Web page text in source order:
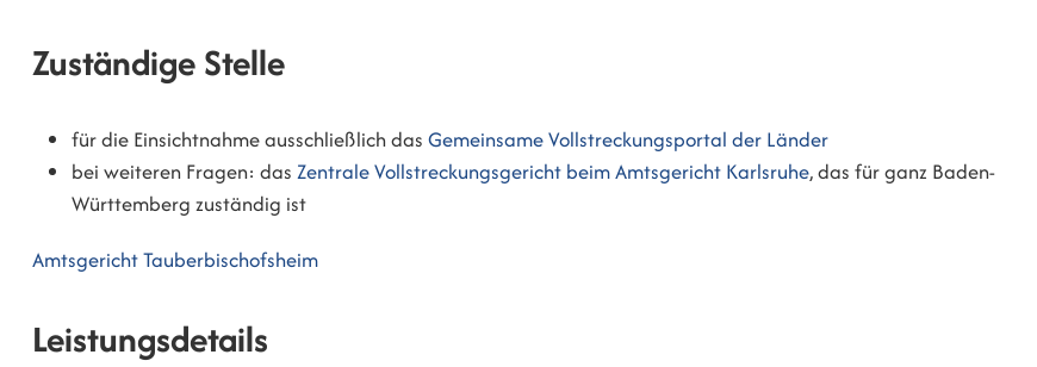
Zuständige Stelle
für die Einsichtnahme ausschließlich dasGemeinsame Vollstreckungsportal der Länder
bei weiteren Fragen: dasZentrale Vollstreckungsgericht beim Amtsgericht Karlsruhe, das für ganz Baden-
Württemberg zuständig ist
Amtsgericht Tauberbischofsheim
Leistungsdetails